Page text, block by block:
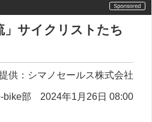
サイクリストたち
供： シマノセールス株式会社
bike部 2024年1月26日 08:00